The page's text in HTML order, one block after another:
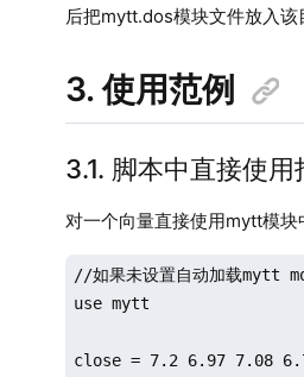
后把mytt.dos模块文件放入该
3. 使用范例
3.1. 脚本中直接使用
对一个向量直接使用mytt模块
//如果未设置自动加载mytt
use mytt
close = 7.2 6.97 7.08